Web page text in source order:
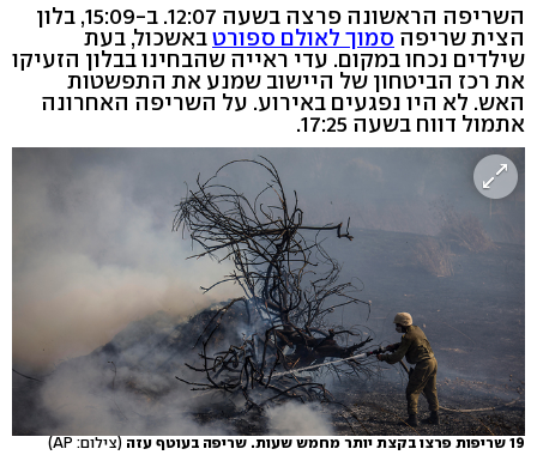
השריפה הראשונה פרצה בשעה 12:07. ב-15:09, בלון
הצית שריפה סמוך לאולם ספורטבאשכול, בעת
שילדים נכחו במקום. עדי ראייה שהבחינו בבלון הזעיקו
את רכז הביטחון של היישוב שמנע את התפשטות
האש. לא היו נפגעים באירוע. על השריפה האחרונה
אתמול דווח בשעה 17:25.
19 שריפות פרצו בקצת יותר מחמש שעות. שריפה בעוטף עזה (צילום: AP)